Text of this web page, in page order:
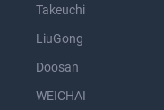
Takeuchi
LiuGong
Doosan
WEICHAI